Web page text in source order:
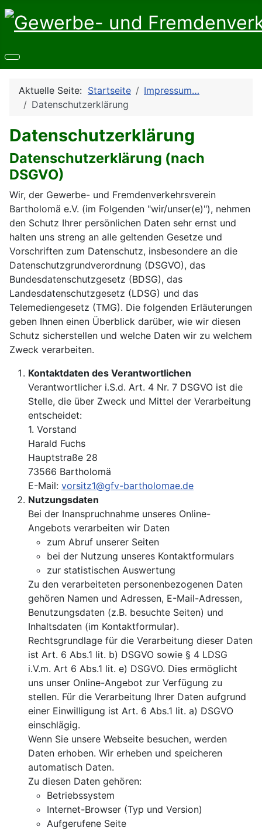
Aktuelle Seite: Startseite
Impressum…
Datenschutzerklärung
Datenschutzerklärung
Datenschutzerklärung (nach
DSGVO)
Wir, der Gewerbe- und Fremdenverkehrsverein
Bartholomä e.V. (im Folgenden "wir/unser(e)"), nehmen
den Schutz Ihrer persönlichen Daten sehr ernst und
halten uns streng an alle geltenden Gesetze und
Vorschriften zum Datenschutz, insbesondere an die
Datenschutzgrundverordnung (DSGVO), das
Bundesdatenschutzgesetz (BDSG), das
Landesdatenschutzgesetz (LDSG) und das
Telemediengesetz (TMG). Die folgenden Erläuterungen
geben Ihnen einen Überblick darüber, wie wir diesen
Schutz sicherstellen und welche Daten wir zu welchem
Zweck verarbeiten.
Kontaktdaten des Verantwortlichen
Verantwortlicher i.S.d. Art. 4 Nr. 7 DSGVO ist die
Stelle, die über Zweck und Mittel der Verarbeitung
entscheidet:
1. Vorstand
Harald Fuchs
Hauptstraße 28
73566 Bartholomä
E-Mail: vorsitz1@gfv-bartholomae.de
Nutzungsdaten
Bei der Inanspruchnahme unseres Online-
Angebots verarbeiten wir Daten
zum Abruf unserer Seiten
bei der Nutzung unseres Kontaktformulars
zur statistischen Auswertung
Zu den verarbeiteten personenbezogenen Daten
gehören Namen und Adressen, E-Mail-Adressen,
Benutzungsdaten (z.B. besuchte Seiten) und
Inhaltsdaten (im Kontaktformular).
Rechtsgrundlage für die Verarbeitung dieser Daten
ist Art. 6 Abs.1 lit. b) DSGVO sowie § 4 LDSG
i.V.m. Art 6 Abs.1 lit. e) DSGVO. Dies ermöglicht
uns unser Online-Angebot zur Verfügung zu
stellen. Für die Verarbeitung Ihrer Daten aufgrund
einer Einwilligung ist Art. 6 Abs.1 lit. a) DSGVO
einschlägig.
Wenn Sie unsere Webseite besuchen, werden
Daten erhoben. Wir erheben und speicheren
automatisch Daten.
Zu diesen Daten gehören:
Betriebssystem
Internet-Browser (Typ und Version)
Aufgerufene Seite